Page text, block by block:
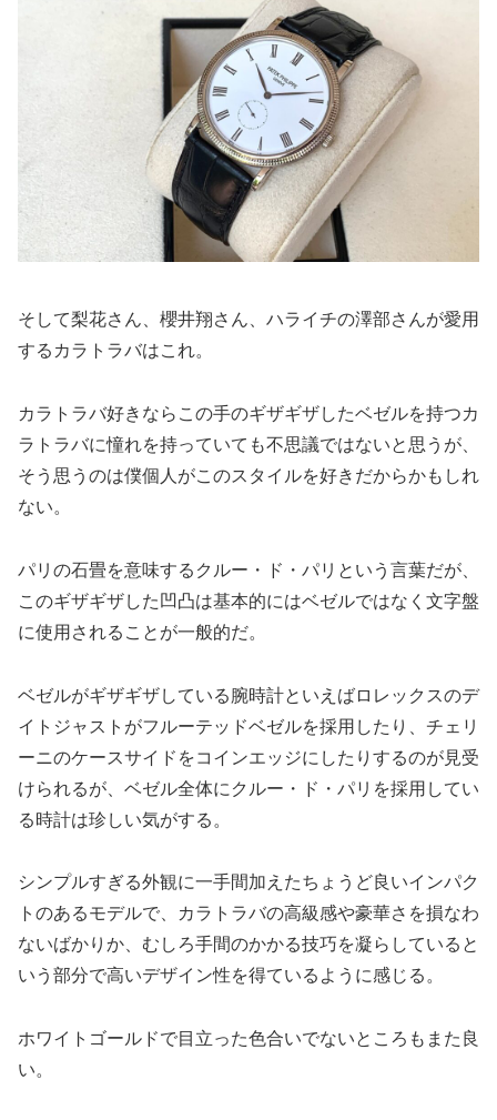
そして梨花さん、櫻井翔さん、ハライチの澤部さんが愛用
するカラトラバはこれ。
カラトラバ好きならこの手のギザギザしたベゼルを持つカ
ラトラバに憧れを持っていても不思議ではないと思うが、
そう思うのは僕個人がこのスタイルを好きだからかもしれ
ない。
パリの石畳を意味するクルー・ド・パリという言葉だが、
このギザギザした凹凸は基本的にはベゼルではなく文字盤
に使用されることが一般的だ。
ベゼルがギザギザしている腕時計といえばロレックスのデ
イトジャストがフルーテッドベゼルを採用したり、チェリ
ーニのケースサイドをコインエッジにしたりするのが見受
けられるが、ベゼル全体にクルー・ド・パリを採用してい
る時計は珍しい気がする。
シンプルすぎる外観に一手間加えたちょうど良いインパク
トのあるモデルで、カラトラバの高級感や豪華さを損なわ
ないばかりか、むしろ手間のかかる技巧を凝らしていると
いう部分で高いデザイン性を得ているように感じる。
ホワイトゴールドで目立った色合いでないところもまた良
い。